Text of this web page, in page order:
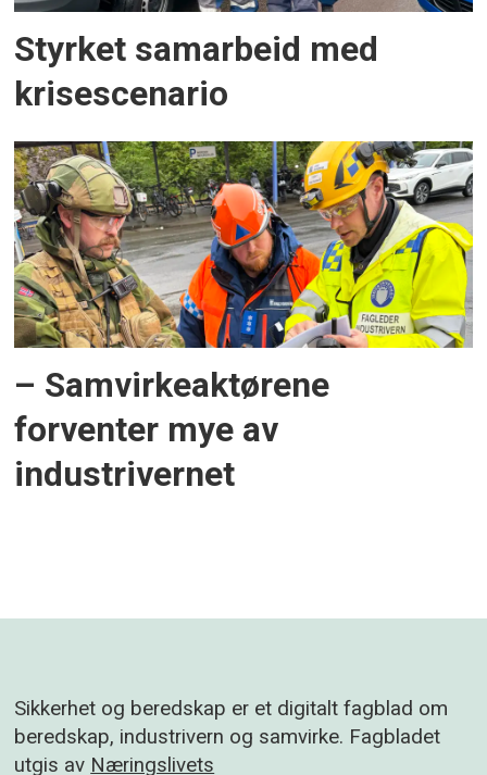
Styrket samarbeid med
krisescenario
– Samvirkeaktørene
forventer mye av
industrivernet
Sikkerhet og beredskap er et digitalt fagblad om
beredskap, industrivern og samvirke. Fagbladet
utgis av Næringslivets